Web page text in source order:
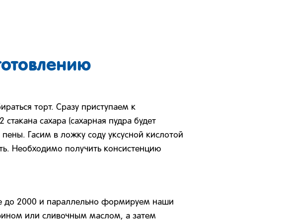
торт. Сразу приступаем к
сахара (сахарная пудра будет
Гасим в ложку соду уксусной кислотой
Необходимо получить консистенцию
до 2000 и параллельно формируем наши
или сливочным маслом, а затем